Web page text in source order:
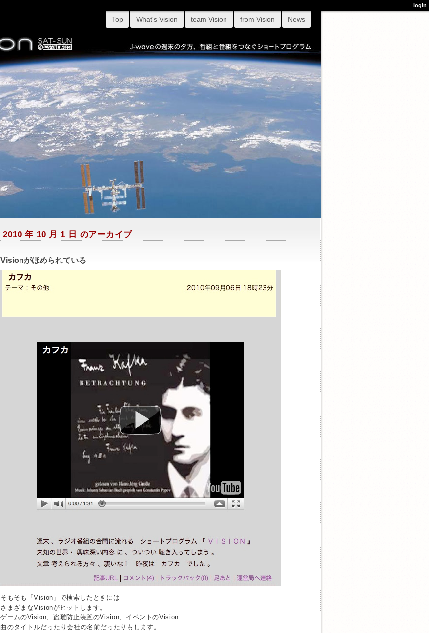
Top What's Vision team Vision from Vision News
2010 年 10 月 1 日 のアーカイブ
Visionがほめられている
そもそも「Vision」で検索したときには
さまざまなVisionがヒットします。
ゲームのVision、盗難防止装置のVision、イベントのVision
曲のタイトルだったり会社の名前だったりもします。
login